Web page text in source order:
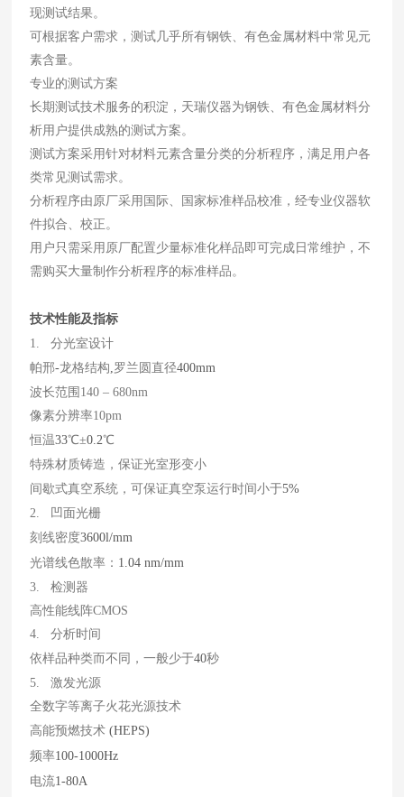
现测试结果。
可根据客户需求，测试几乎所有钢铁、有色金属材料中常见元
素含量。
专业的测试方案
长期测试技术服务的积淀，天瑞仪器为钢铁、有色金属材料分
析用户提供成熟的测试方案。
测试方案采用针对材料元素含量分类的分析程序，满足用户各
类常见测试需求。
分析程序由原厂采用国际、国家标准样品校准，经专业仪器软
件拟合、校正。
用户只需采用原厂配置少量标准化样品即可完成日常维护，不
需购买大量制作分析程序的标准样品。
技术性能及指标
1. 分光室设计
帕邢-龙格结构 罗兰圆直径400mm
波长范围140 – 680nm
像素分辨率10pm
恒温33℃±0.2℃
特殊材质铸造，保证光室形变小
间歇式真空系统，可保证真空泵运行时间小于5%
2. 凹面光栅
刻线密度3600l/mm
光谱线色散率： 1.04 nm/mm
3. 检测器
高性能线阵CMOS
4. 分析时间
依样品种类而不同，一般少于40秒
5. 激发光源
全数字等离子火花光源技术
高能预燃技术 (HEPS)
频率100-1000Hz
电流1-80A